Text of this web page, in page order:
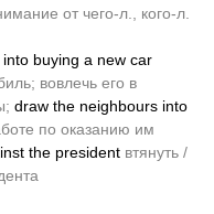
от чего-л., кого-л.
buying a new car
вовлечь его в
draw the neighbours into
по оказанию им
the president втянуть /